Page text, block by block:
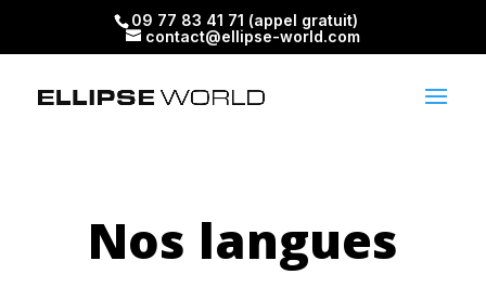
09 77 83 41 71 (appel gratuit)
contact@ellipse-world.com
Nos langues